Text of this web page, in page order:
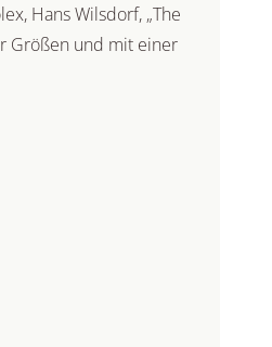
Hans Wilsdorf, „The
Größen und mit einer